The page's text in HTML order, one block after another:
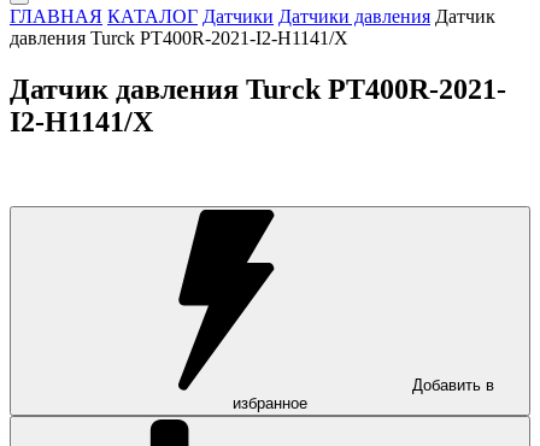
ГЛАВНАЯ КАТАЛОГ Датчики Датчики давления Датчик
давления Turck PT400R-2021-I2-H1141/X
Датчик давления Turck PT400R-2021-
I2-H1141/X
Добавить в
избранное